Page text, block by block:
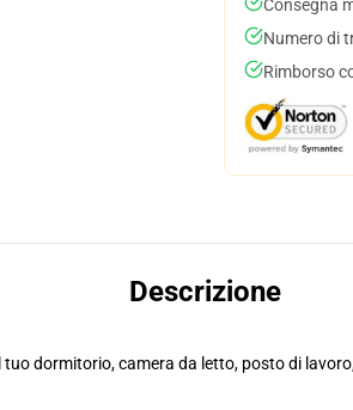
Consegna
Numero di
Rimborso
Descrizione
dormitorio, camera da letto, posto di